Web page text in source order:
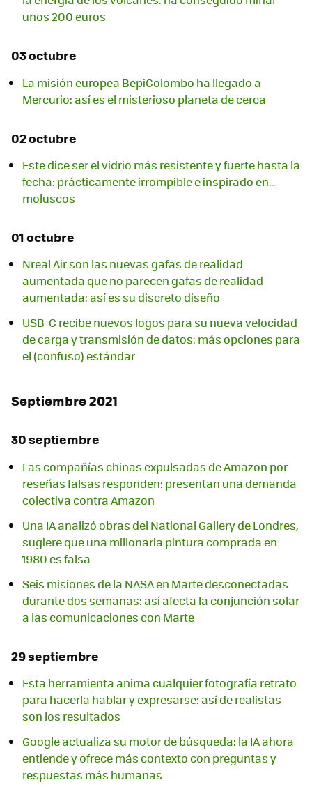
unos 200 euros
03 octubre
La misión europea BepiColombo ha llegado a
Mercurio: así es el misterioso planeta de cerca
02 octubre
Este dice ser el vidrio más resistente y fuerte hasta la
fecha: prácticamente irrompible e inspirado en...
moluscos
01 octubre
Nreal Air son las nuevas gafas de realidad
aumentada que no parecen gafas de realidad
aumentada: así es su discreto diseño
USB-C recibe nuevos logos para su nueva velocidad
de carga y transmisión de datos: más opciones para
el (confuso) estándar
Septiembre 2021
30 septiembre
Las compañías chinas expulsadas de Amazon por
reseñas falsas responden: presentan una demanda
colectiva contra Amazon
Una IA analizó obras del National Gallery de Londres,
sugiere que una millonaria pintura comprada en
1980 es falsa
Seis misiones de la NASA en Marte desconectadas
durante dos semanas: así afecta la conjunción solar
a las comunicaciones con Marte
29 septiembre
Esta herramienta anima cualquier fotografía retrato
para hacerla hablar y expresarse: así de realistas
son los resultados
Google actualiza su motor de búsqueda: la IA ahora
entiende y ofrece más contexto con preguntas y
respuestas más humanas